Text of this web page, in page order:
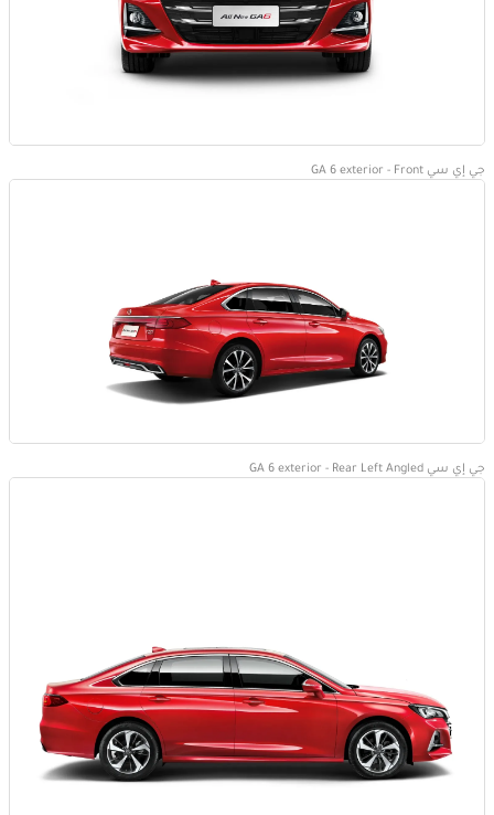
جي إي سي GA 6 exterior - Front
جي إي سي GA 6 exterior - Rear Left Angled